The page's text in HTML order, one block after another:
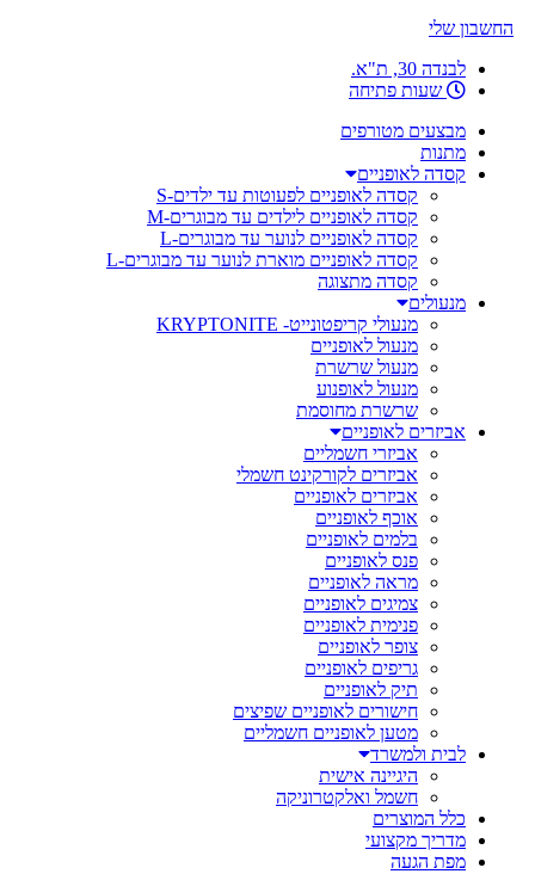
החשבון שלי
לבנדה 30, ת"א.
שעות פתיחה
מבצעים מטורפים
מתנות
קסדה לאופניים
קסדה לאופניים לפעוטות עד ילדים-S
קסדה לאופניים לילדים עד מבוגרים-M
קסדה לאופניים לנוער עד מבוגרים-L
קסדה לאופניים מוארת לנוער עד מבוגרים-L
קסדה מתצוגה
מנעולים
מנעולי קריפטונייט- KRYPTONITE
מנעול לאופניים
מנעול שרשרת
מנעול לאופנוע
שרשרת מחוסמת
אביזרים לאופניים
אביזרי חשמליים
אביזרים לקורקינט חשמלי
אביזרים לאופניים
אוכף לאופניים
בלמים לאופניים
פנס לאופניים
מראה לאופניים
צמיגים לאופניים
פנימית לאופניים
צופר לאופניים
גריפים לאופניים
תיק לאופניים
חישורים לאופניים שפיצים
מטען לאופניים חשמליים
לבית ולמשרד
היגיינה אישית
חשמל ואלקטרוניקה
כלל המוצרים
מדריך מקצועי
מפת הגעה